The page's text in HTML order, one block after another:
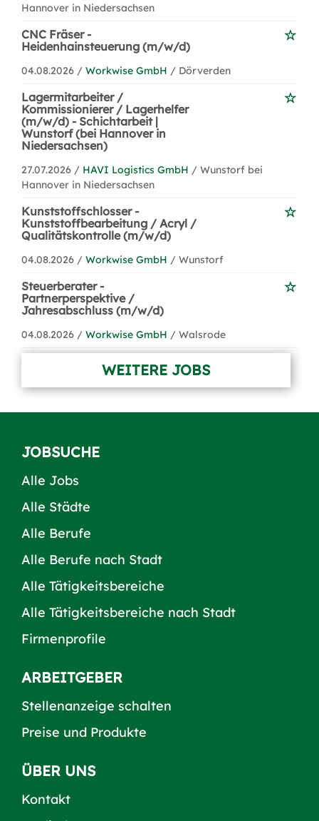
Hannover in Niedersachsen
CNC Fräser -
Heidenhainsteuerung (m/w/d)
04.08.2026 / Workwise GmbH / Dörverden
Lagermitarbeiter /
Kommissionierer / Lagerhelfer
(m/w/d) - Schichtarbeit |
Wunstorf (bei Hannover in
Niedersachsen)
27.07.2026 / HAVI Logistics GmbH / Wunstorf bei
Hannover in Niedersachsen
Kunststoffschlosser -
Kunststoffbearbeitung / Acryl /
Qualitätskontrolle (m/w/d)
04.08.2026 / Workwise GmbH / Wunstorf
Steuerberater -
Partnerperspektive /
Jahresabschluss (m/w/d)
04.08.2026 / Workwise GmbH / Walsrode
WEITERE JOBS
JOBSUCHE
Alle Jobs
Alle Städte
Alle Berufe
Alle Berufe nach Stadt
Alle Tätigkeitsbereiche
Alle Tätigkeitsbereiche nach Stadt
Firmenprofile
ARBEITGEBER
Stellenanzeige schalten
Preise und Produkte
ÜBER UNS
Kontakt